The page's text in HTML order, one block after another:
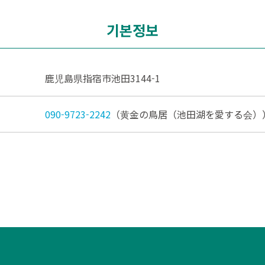
기본정보
鹿児島県指宿市池田3144-1
090-9723-2242 （黄金の鳥居（池田湖を愛する会）